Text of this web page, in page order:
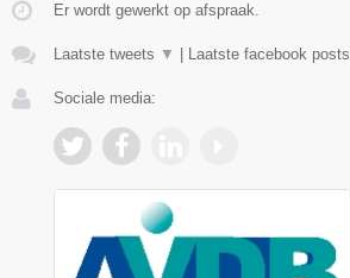
Er wordt gewerkt op afspraak.
Laatste tweets ▼ Laatste facebook posts
Sociale media: